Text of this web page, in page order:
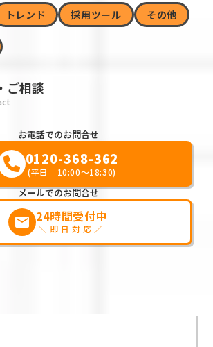
トレンド 採用ツール その他
ご相談
お電話でのお問合せ
0120-368-362
(平日 10:00～18:30)
メールでのお問合せ
markunread 24時間受付中
＼即日対応／